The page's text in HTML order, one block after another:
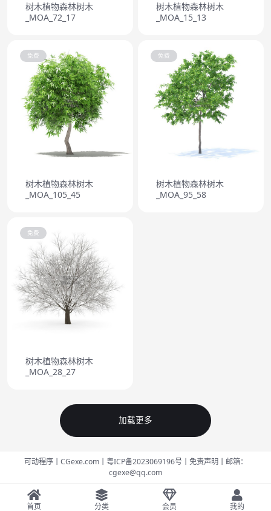
树木植物森林树木
_MOA_72_17
树木植物森林树木
_MOA_15_13
免费
树木植物森林树木
_MOA_105_45
免费
树木植物森林树木
_MOA_95_58
免费
树木植物森林树木
_MOA_28_27
加载更多
可动程序丨CGexe.com丨粤ICP备2023069196号丨免责声明丨邮箱：
cgexe@qq.com
首页 分类 会员 我的